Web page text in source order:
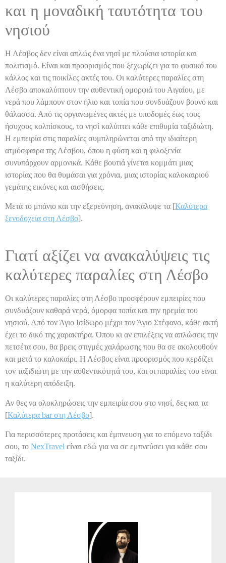
και η μοναδική ταυτότητα του
νησιού
Η Λέσβος δεν είναι απλώς ένα νησί με πλούσια ιστορία και
πολιτισμό. Είναι και προορισμός που ξεχωρίζει για το φυσικό του
κάλλος και τις ποικίλες ακτές του. Οι καλύτερες παραλίες στη
Λέσβο αποκαλύπτουν την αυθεντική ομορφιά του Αιγαίου, με
νερά που λάμπουν στον ήλιο και τοπία που συνδυάζουν βουνό και
θάλασσα. Από τις οργανωμένες ακτές με υποδομές έως τους
ήσυχους κολπίσκους, το νησί καλύπτει κάθε επιθυμία ταξιδιώτη.
Η εμπειρία στις παραλίες συμπληρώνεται από την ιδιαίτερη
ατμόσφαιρα της Λέσβου, όπου η φύση και η φιλοξενία
συνυπάρχουν αρμονικά. Κάθε βουτιά γίνεται κομμάτι μιας
ιστορίας που θα θυμάσαι για χρόνια, μιας ιστορίας καλοκαιριού
γεμάτης εικόνες και αισθήσεις.
Μετά το μπάνιο και την εξερεύνηση, ανακάλυψε τα [Καλύτερα
ξενοδοχεία στη Λέσβο].
Γιατί αξίζει να ανακαλύψεις τις
καλύτερες παραλίες στη Λέσβο
Οι καλύτερες παραλίες στη Λέσβο προσφέρουν εμπειρίες που
συνδυάζουν καθαρά νερά, όμορφα τοπία και την ηρεμία του
νησιού. Από τον Άγιο Ισίδωρο μέχρι τον Άγιο Στέφανο, κάθε ακτή
έχει το δικό της χαρακτήρα. Όπου κι αν επιλέξεις να απλώσεις την
πετσέτα σου, θα βρεις στιγμές χαλάρωσης που θα σε ακολουθούν
και μετά το καλοκαίρι. Η Λέσβος είναι προορισμός που κερδίζει
τον ταξιδιώτη με την αυθεντικότητά του, και οι παραλίες του είναι
η καλύτερη απόδειξη.
Αν θες να ολοκληρώσεις την εμπειρία σου στο νησί, δες και τα
[Καλύτερα bar στη Λέσβο].
Για περισσότερες προτάσεις και έμπνευση για το επόμενο ταξίδι
σου, το NexTravel είναι εδώ για να σε εμπνεύσει για κάθε σου
ταξίδι.